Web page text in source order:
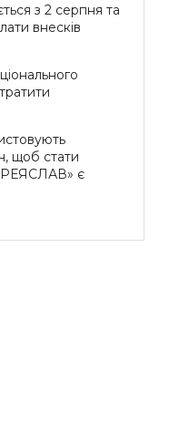
з 2 серпня та
внесків
щоб стати
є